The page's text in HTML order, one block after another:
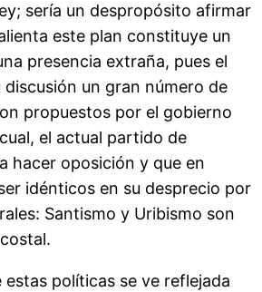
sería un despropósito afirmar
este plan constituye un
presencia extraña, pues el
discusión un gran número de
propuestos por el gobierno
el actual partido de
hacer oposición y que en
idénticos en su desprecio por
Santismo y Uribismo son
políticas se ve reflejada